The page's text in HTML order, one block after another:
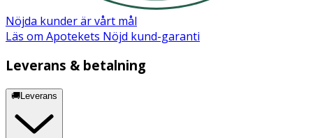
Nöjda kunder är vårt mål
Läs om Apotekets Nöjd kund-garanti
Leverans & betalning
🚚Leverans